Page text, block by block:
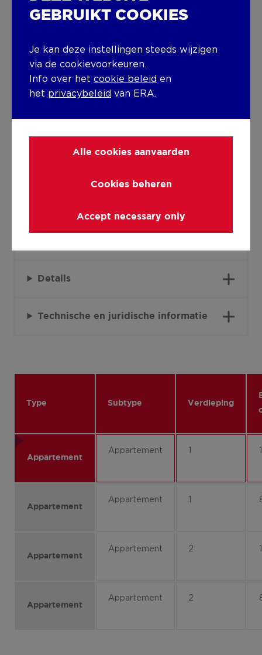
Gebouw
2026
Verdieping
1
Lift aanwezig
Details
Technische en juridische informatie
Type Subtype Verdieping
Appartement
Appartement
Appartement
Appartement
Appartement
Appartement 2
Appartement
Appartement 2
GEBRUIKT COOKIES
Je kan deze instellingen steeds wijzigen
via de cookievoorkeuren.
Info over het cookie beleid en
het privacybeleid van ERA.
Alle cookies aanvaarden
Cookies beheren
Accept necessary only